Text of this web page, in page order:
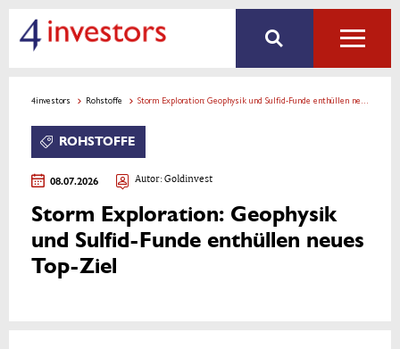
4investors Rohstoffe Storm Exploration: Geophysik und Sulfid-Funde enthüllen neues Top-Ziel
ROHSTOFFE
08.07.2026 Autor: Goldinvest
Storm Exploration: Geophysik
und Sulfid-Funde enthüllen neues
Top-Ziel